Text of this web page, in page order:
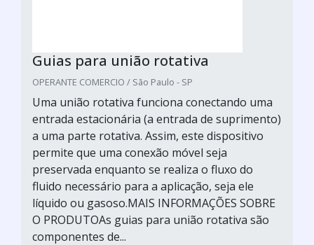
Guias para união rotativa
OPERANTE COMERCIO / São Paulo - SP
Uma união rotativa funciona conectando uma
entrada estacionária (a entrada de suprimento)
a uma parte rotativa. Assim, este dispositivo
permite que uma conexão móvel seja
preservada enquanto se realiza o fluxo do
fluido necessário para a aplicação, seja ele
líquido ou gasoso.MAIS INFORMAÇÕES SOBRE
O PRODUTOAs guias para união rotativa são
componentes de...